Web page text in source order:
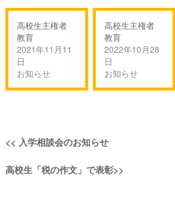
高校生主権者
教育
2021年11月11
日
お知らせ
高校生主権者
教育
2022年10月28
日
お知らせ
投
稿
<< 過
の
入学相談会のお知らせ
次
高校生「税の作文」で表彰>>